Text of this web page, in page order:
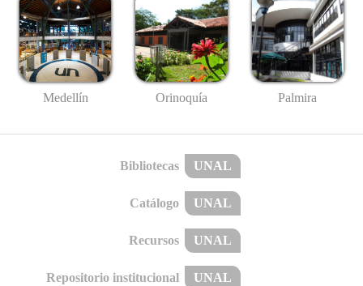
Medellín Orinoquía Palmira
Bibliotecas UNAL
Catálogo UNAL
Recursos UNAL
Repositorio institucional UNAL